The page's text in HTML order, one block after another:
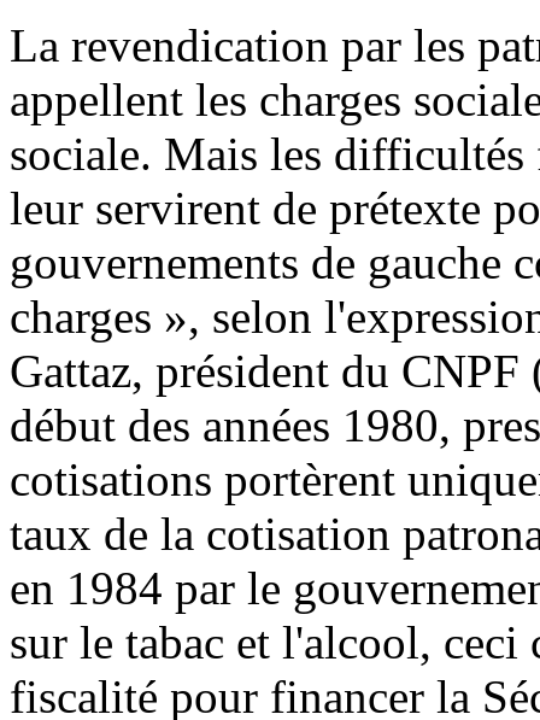
La revendication par les
appellent les charges
sociale. Mais les difficultés
leur servirent de prétexte
gouvernements de gauche
charges », selon
Gattaz, président du
début des années 1980,
cotisations portèrent
taux de la cotisation
en 1984 par le
sur le tabac et l'alcool, ceci
fiscalité pour financer la